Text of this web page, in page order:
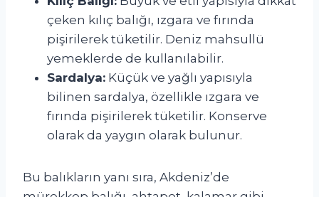
çeken kılıç balığı, ızgara ve fırında
pişirilerek tüketilir. Deniz mahsullü
yemeklerde de kullanılabilir.
Sardalya: Küçük ve yağlı yapısıyla
bilinen sardalya, özellikle ızgara ve
fırında pişirilerek tüketilir. Konserve
olarak da yaygın olarak bulunur.
Bu balıkların yanı sıra, Akdeniz’de